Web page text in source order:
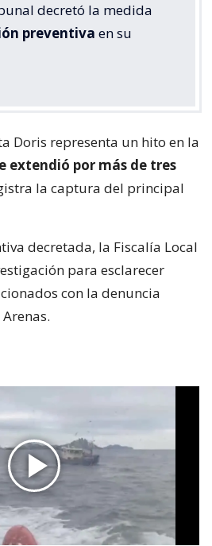
decretó la medida
preventiva en su
Doris representa un hito en la
extendió por más de tres
la captura del principal
decretada, la Fiscalía Local
para esclarecer
con la denuncia